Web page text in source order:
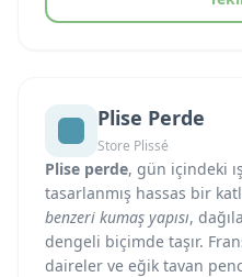
Plise Perde
Store Plissé
Plise perde, gün içindeki
tasarlanmış hassas bir
benzeri kumaş yapısı,
dengeli biçimde taşır.
daireler ve eğik tavan